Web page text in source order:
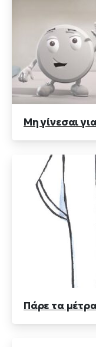
Μη γίνεσαι
Πάρε τα